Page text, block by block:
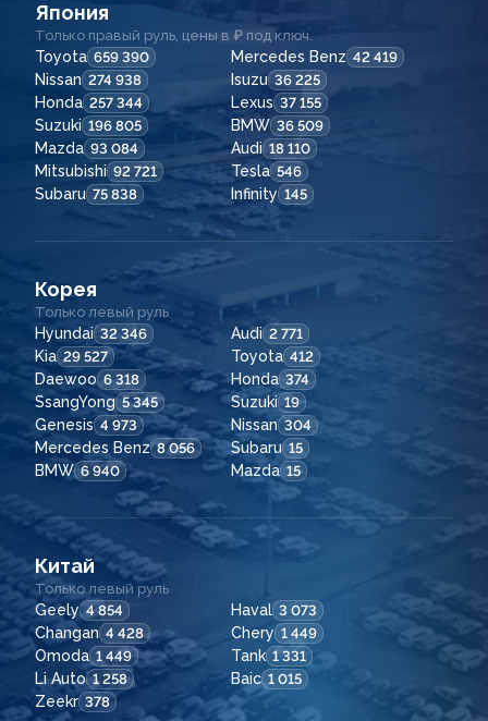
Япония
Только правый руль, цены в ₽ под ключ.
Toyota 659 390 Mercedes Benz 42 419
Nissan 274 938 Isuzu 36 225
Honda 257 344 Lexus 37 155
Suzuki 196 805 BMW 36 509
Mazda 93 084 Audi 18 110
Mitsubishi 92 721 Tesla 546
Subaru 75 838 Infinity 145
Корея
Только левый руль
Hyundai 32 346 Audi 2 771
Kia 29 527 Toyota 412
Daewoo 6 318 Honda 374
SsangYong 5 345 Suzuki 19
Genesis 4 973 Nissan 304
Mercedes Benz 8 056 Subaru 15
BMW 6 940 Mazda 15
Китай
Только левый руль
Geely 4 854 Haval 3 073
Changan 4 428 Chery 1 449
Omoda 1 449 Tank 1 331
Li Auto 1 258 Baic 1 015
Zeekr 378